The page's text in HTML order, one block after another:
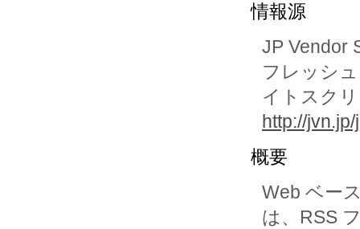
情報源
JP Vendor
フレッシ
イトスク
http://
概要
Web ベー
は、RSS